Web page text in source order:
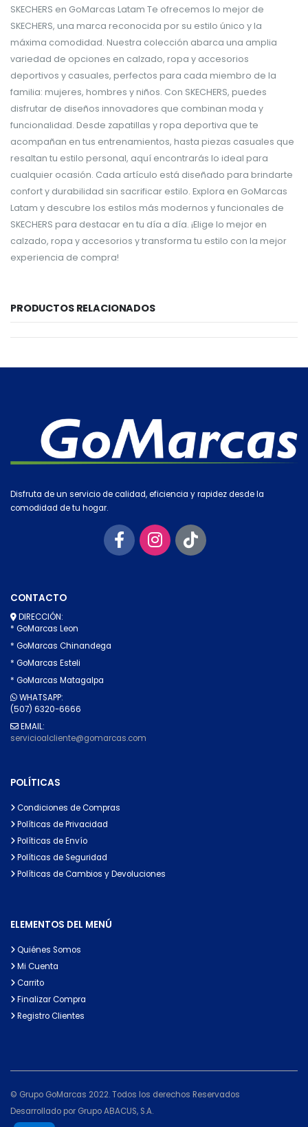
SKECHERS en GoMarcas Latam Te ofrecemos lo mejor de
SKECHERS, una marca reconocida por su estilo único y la
máxima comodidad. Nuestra colección abarca una amplia
variedad de opciones en calzado, ropa y accesorios
deportivos y casuales, perfectos para cada miembro de la
familia: mujeres, hombres y niños. Con SKECHERS, puedes
disfrutar de diseños innovadores que combinan moda y
funcionalidad. Desde zapatillas y ropa deportiva que te
acompañan en tus entrenamientos, hasta piezas casuales que
resaltan tu estilo personal, aquí encontrarás lo ideal para
cualquier ocasión. Cada artículo está diseñado para brindarte
confort y durabilidad sin sacrificar estilo. Explora en GoMarcas
Latam y descubre los estilos más modernos y funcionales de
SKECHERS para destacar en tu día a día. ¡Elige lo mejor en
calzado, ropa y accesorios y transforma tu estilo con la mejor
experiencia de compra!
PRODUCTOS RELACIONADOS
Disfruta de un servicio de calidad, eficiencia y rapidez desde la
comodidad de tu hogar.
CONTACTO
DIRECCIÓN:
* GoMarcas Leon
* GoMarcas Chinandega
* GoMarcas Esteli
* GoMarcas Matagalpa
WHATSAPP:
(507) 6320-6666
EMAIL:
servicioalcliente@gomarcas.com
POLÍTICAS
Condiciones de Compras
Políticas de Privacidad
Políticas de Envío
Políticas de Seguridad
Políticas de Cambios y Devoluciones
ELEMENTOS DEL MENÚ
Quiénes Somos
Mi Cuenta
Carrito
Finalizar Compra
Registro Clientes
© Grupo GoMarcas 2022. Todos los derechos Reservados
Desarrollado por Grupo ABACUS, S.A.